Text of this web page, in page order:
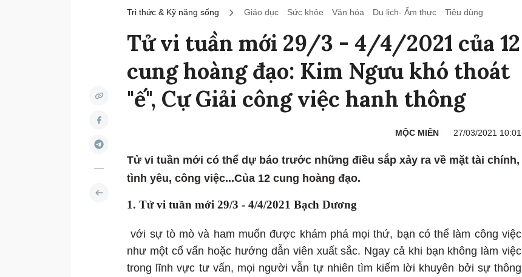
Tri thức & Kỹ năng sống Giáo dục Sức khỏe Văn hóa Du lịch- Ẩm thực Tiêu dùng
Tử vi tuần mới 29/3 - 4/4/2021 của 12
cung hoàng đạo: Kim Ngưu khó thoát
"ế", Cự Giải công việc hanh thông
MỘC MIÊN 27/03/2021 10:01
Tử vi tuần mới có thể dự báo trước những điều sắp xảy ra về mặt tài chính,
tình yêu, công việc...Của 12 cung hoàng đạo.
1. Tử vi tuần mới 29/3 - 4/4/2021 Bạch Dương
với sự tò mò và ham muốn được khám phá mọi thứ, bạn có thể làm công việc
như một cố vấn hoặc hướng dẫn viên xuất sắc. Ngay cả khi bạn không làm việc
trong lĩnh vực tư vấn, mọi người vẫn tự nhiên tìm kiếm lời khuyên bởi sự thông